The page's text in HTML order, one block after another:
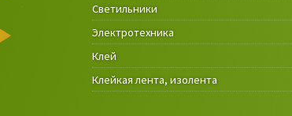
Светильники
Электротехника
Клей
Клейкая лента, изолента